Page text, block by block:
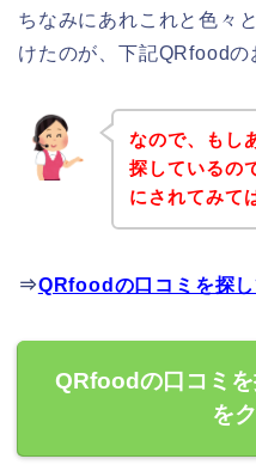
ちなみにあれこれと色々
けたのが、下記QRfoodの
なので、もし
探しているの
にされてみて
⇒QRfoodの口コミを探
QRfoodの口コミ
を